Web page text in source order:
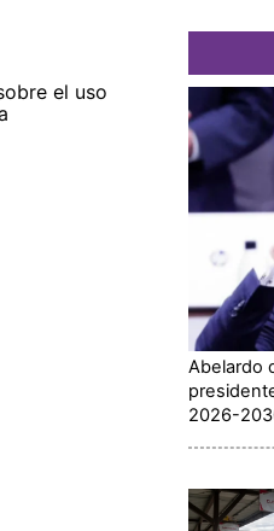
el uso
Abelardo
2026-